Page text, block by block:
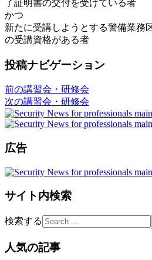
了証明書の交付を受けている者
かつ
新たに受講しようとする警備業務
の受講資格がある者
投稿ナビゲーション
前の講習会・研修会
次の講習会・研修会
広告
サイト内検索
検索する
人気の記事